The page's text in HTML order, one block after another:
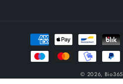
Betalningsmetoder
© 2026, Bio365